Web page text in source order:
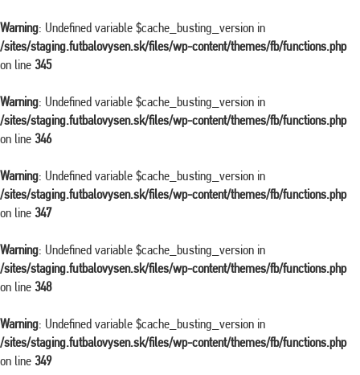
Warning: Undefined variable $cache_busting_version in
/sites/staging.futbalovysen.sk/files/wp-content/themes/fb/functions.php
on line 345
Warning: Undefined variable $cache_busting_version in
/sites/staging.futbalovysen.sk/files/wp-content/themes/fb/functions.php
on line 346
Warning: Undefined variable $cache_busting_version in
/sites/staging.futbalovysen.sk/files/wp-content/themes/fb/functions.php
on line 347
Warning: Undefined variable $cache_busting_version in
/sites/staging.futbalovysen.sk/files/wp-content/themes/fb/functions.php
on line 348
Warning: Undefined variable $cache_busting_version in
/sites/staging.futbalovysen.sk/files/wp-content/themes/fb/functions.php
on line 349